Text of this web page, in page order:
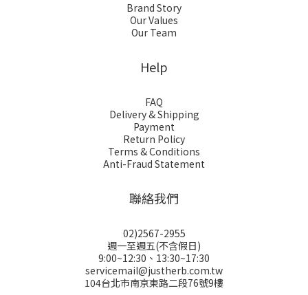
Brand Story
Our Values
Our Team
Help
FAQ
Delivery & Shipping
Payment
Return Policy
Terms & Conditions
Anti-Fraud Statement
聯絡我們
02)2567-2955
週一至週五(不含假日)
9:00~12:30、13:30~17:30
servicemail@justherb.com.tw
104台北市南京東路二段76號9樓